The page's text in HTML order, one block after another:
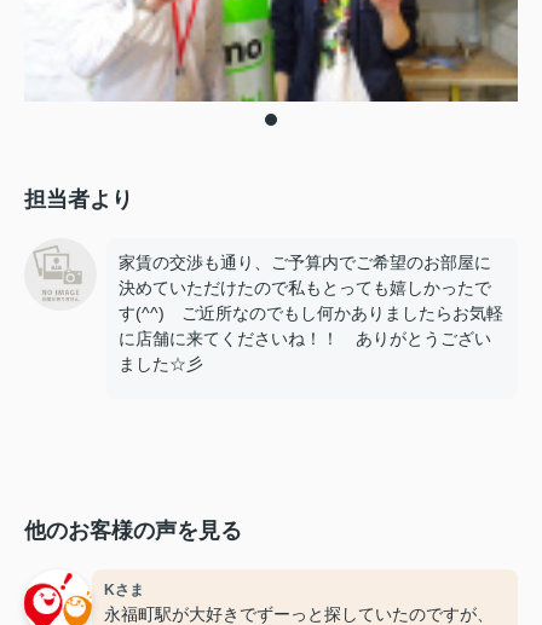
担当者より
家賃の交渉も通り、ご予算内でご希望のお部屋に
決めていただけたので私もとっても嬉しかったで
す(^^) ご近所なのでもし何かありましたらお気軽
に店舗に来てくださいね！！ ありがとうござい
ました☆彡
他のお客様の声を見る
Kさま
永福町駅が大好きでずーっと探していたのですが、